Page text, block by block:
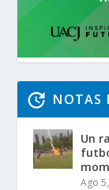
NOTAS
Un
Ago